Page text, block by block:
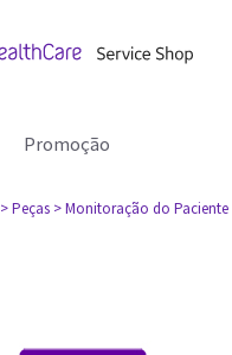
Promoção
> Peças > Monitoração do Paciente